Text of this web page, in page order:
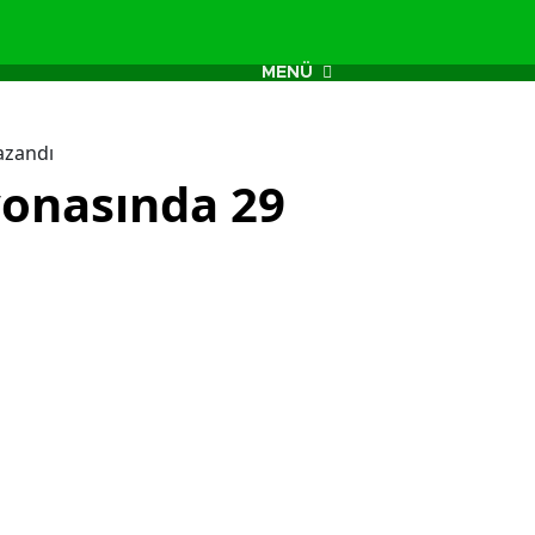
MENÜ
29